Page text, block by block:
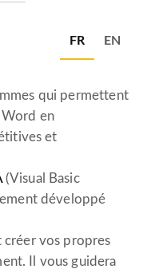
FR EN
qui permettent
Word en
et
(Visual Basic
développé
créer vos propres
Il vous guidera